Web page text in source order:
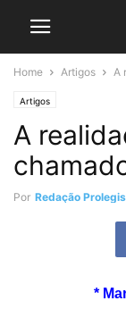
Home Artigos A
Artigos
A
Por Redação Prolegis
*